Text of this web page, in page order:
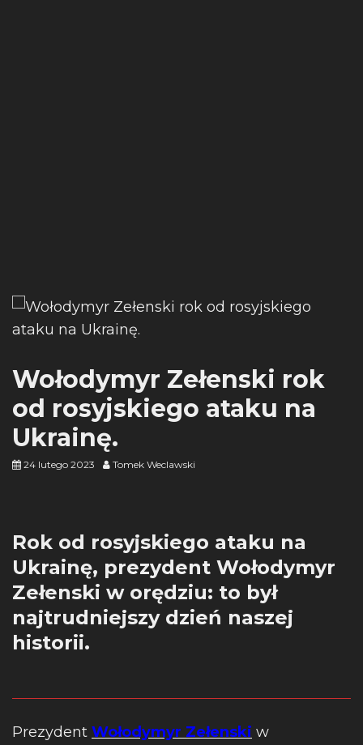
Wołodymyr Zełenski rok
od rosyjskiego ataku na
Ukrainę.
24 lutego 2023 Tomek Weclawski
Rok od rosyjskiego ataku na
Ukrainę, prezydent Wołodymyr
Zełenski w orędziu: to był
najtrudniejszy dzień naszej
historii.
Prezydent Wołodymyr Zełenski w